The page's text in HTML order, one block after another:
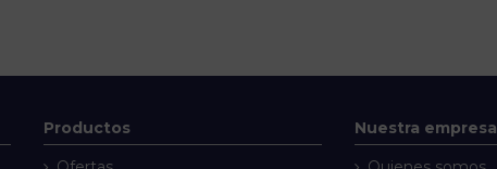
Productos Nuestra empresa